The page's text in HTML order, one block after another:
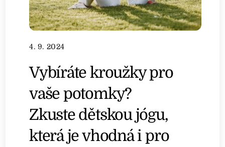
4. 9. 2024
Vybíráte kroužky pro
vaše potomky?
Zkuste dětskou jógu,
která je vhodná i pro